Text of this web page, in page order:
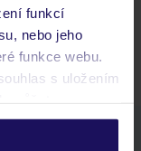
funkcí
nebo jeho
funkce webu.
s uložením